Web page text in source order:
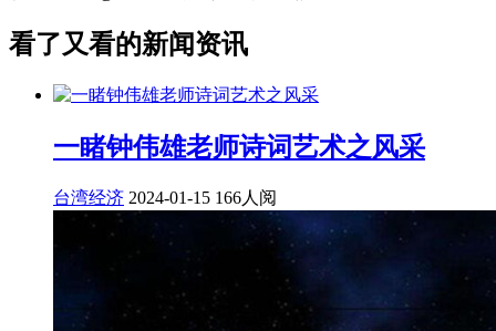
看了又看的新闻资讯
一睹​钟伟雄老师诗词艺术之风采
台湾经济 2024-01-15 166人阅